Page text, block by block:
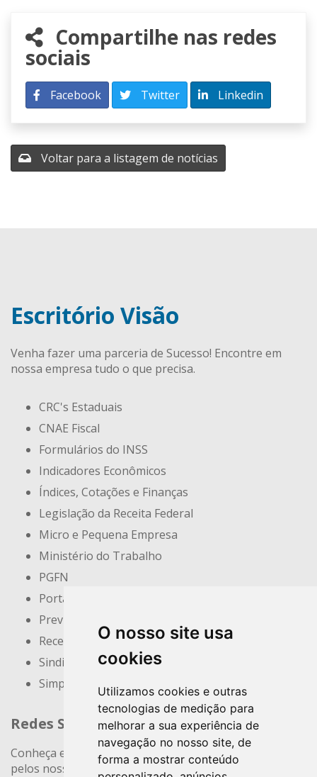
O nosso site usa
cookies
Utilizamos cookies e outras
tecnologias de medição para
melhorar a sua experiência de
navegação no nosso site, de
forma a mostrar conteúdo
Compartilhe nas redes
sociais
Facebook Twitter Linkedin
Voltar para a listagem de notícias
Escritório Visão
Venha fazer uma parceria de Sucesso! Encontre em
nossa empresa tudo o que precisa.
CRC's Estaduais
CNAE Fiscal
Formulários do INSS
Indicadores Econômicos
Índices, Cotações e Finanças
Legislação da Receita Federal
Micro e Pequena Empresa
Ministério do Trabalho
PGFN
Portal do Empreendedor
Previdência Social
Receita Federal
Sindicatos e Associações
Simples Nacional
Redes Sociais
Conheça e siga nossos canais. Interaja, fale conosco
pelos nossos perfis e saiba de todas as novidades.